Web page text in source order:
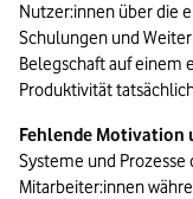
Nutzer:innen über die
Schulungen und
Belegschaft auf einem
Produktivität
Fehlende Motivation
Systeme und
Mitarbeiter:innen